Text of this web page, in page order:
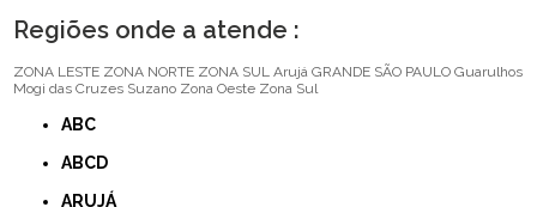
Regiões onde a atende :
ZONA LESTE ZONA NORTE ZONA SUL Arujá GRANDE SÃO PAULO Guarulhos
Mogi das Cruzes Suzano Zona Oeste Zona Sul
ABC
ABCD
ARUJÁ